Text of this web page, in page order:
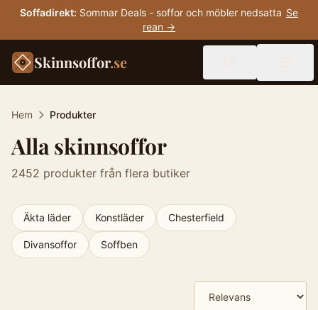
Soffadirekt: Sommar Deals - soffor och möbler nedsatta Se
rean →
Skinnsoffor.se
Hem Produkter
Alla skinnsoffor
2452 produkter från flera butiker
Äkta läder Konstläder Chesterfield
Divansoffor Soffben